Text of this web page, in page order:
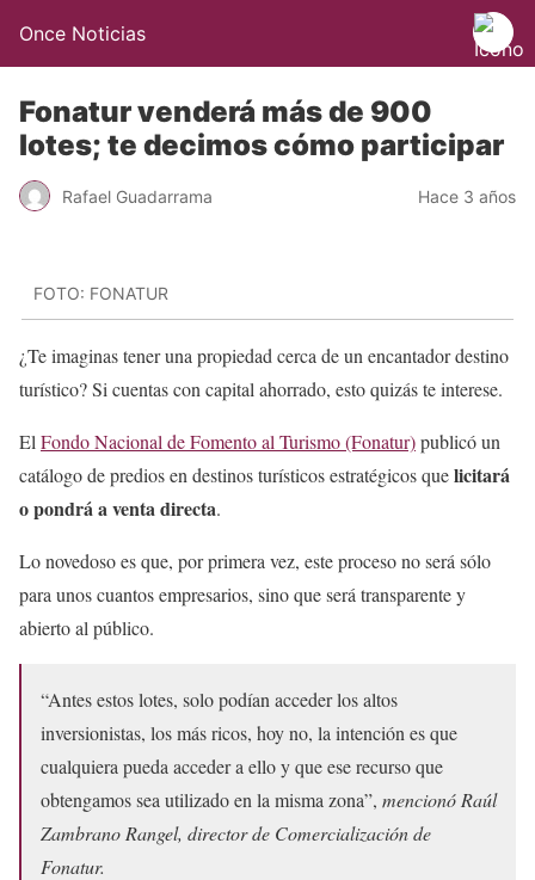
Once Noticias
Fonatur venderá más de 900
lotes; te decimos cómo participar
Rafael Guadarrama Hace 3 años
FOTO: FONATUR
¿Te imaginas tener una propiedad cerca de un encantador destino
turístico? Si cuentas con capital ahorrado, esto quizás te interese.
El Fondo Nacional de Fomento al Turismo (Fonatur)publicó un
catálogo de predios en destinos turísticos estratégicos quelicitará
o pondrá a venta directa.
Lo novedoso es que, por primera vez, este proceso no será sólo
para unos cuantos empresarios, sino que será transparente y
abierto al público.
“Antes estos lotes, solo podían acceder los altos
inversionistas, los más ricos, hoy no, la intención es que
cualquiera pueda acceder a ello y que ese recurso que
obtengamos sea utilizado en la misma zona”, mencionó Raúl
Zambrano Rangel, director de Comercialización de
Fonatur.